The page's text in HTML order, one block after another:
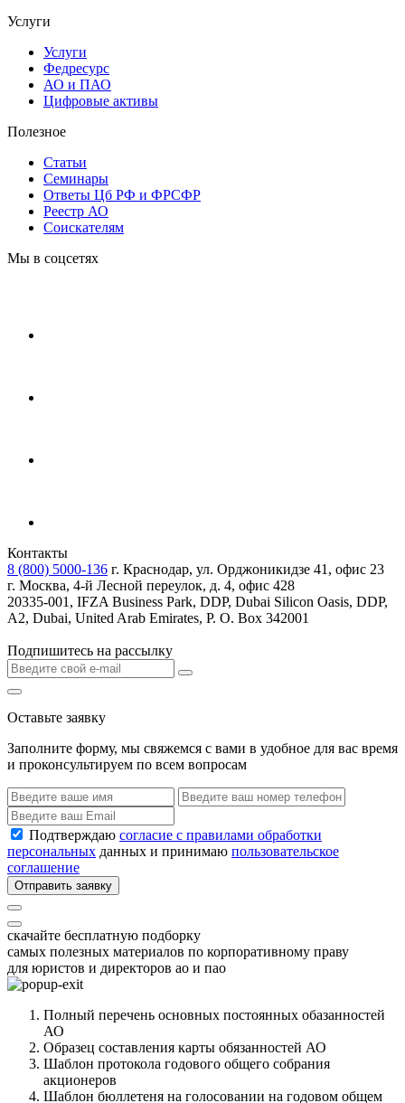
Услуги
Услуги
Федресурс
АО и ПАО
Цифровые активы
Полезное
Статьи
Cеминары
Ответы Цб РФ и ФРСФР
Реестр АО
Соискателям
Мы в соцсетях
Контакты
8 (800) 5000-136 г. Краснодар, ул. Орджоникидзе 41, офис 23
г. Москва, 4-й Лесной переулок, д. 4, офис 428
20335-001, IFZA Business Park, DDP, Dubai Silicon Oasis, DDP,
A2, Dubai, United Arab Emirates, P. O. Box 342001
Подпишитесь на рассылку
Оставьте заявку
Заполните форму, мы свяжемся с вами в удобное для вас время
и проконсультируем по всем вопросам
Подтверждаю согласие с правилами обработки
персональных данных и принимаю пользовательское
соглашение
Отправить заявку
скачайте бесплатную подборку
самых полезных материалов по корпоративному праву
для юристов и директоров ао и пао
Полный перечень основных постоянных обазанностей
АО
Образец составления карты обязанностей АО
Шаблон протокола годового общего собрания
акционеров
Шаблон бюллетеня на голосовании на годовом общем